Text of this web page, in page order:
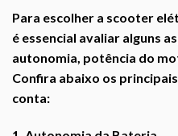
Para escolher a scooter
é essencial avaliar alguns
autonomia potência do
Confira abaixo os
conta: